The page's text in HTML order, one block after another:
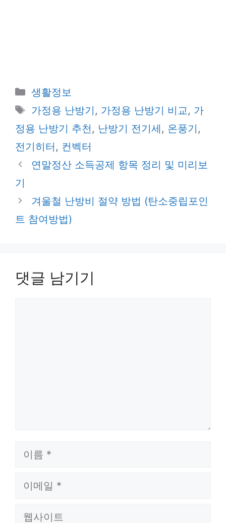
카
테
리
생활정보
태
그
가정용 난방기 , 가정용 난방기 비교, 가
정용 난방기 추천 , 난방기 전기세 , 온풍기 ,
전기히터 , 컨벡터
연말정산 소득공제 항목 정리 및 미리보
기
겨울철 난방비 절약 방법 (탄소중립포인
트 참여방법)
댓글 남기기
이
이
일
웹